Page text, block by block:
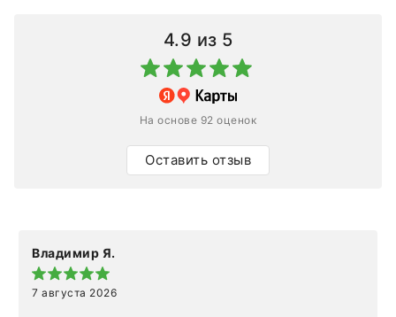
4.9 из 5
На основе 92 оценок
Оставить отзыв
Владимир Я.
7 августа 2026